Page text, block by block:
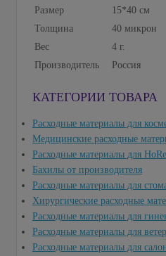
Размер
15*40 см
Толщина
40 микрон
Вес
4 г.
Производитель
Россия
КАТЕГОРИИ ТОВАРА
Расходные материалы для
Медицинские расходные
Расходные материалы для
Бахилы от производителя
Расходные материалы для
Хирургические расходные
Расходные материалы для
Расходные материалы для
Расходные материалы для